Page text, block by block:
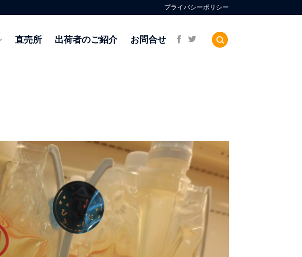
プライバシーポリシー
直売所 出荷者のご紹介 お問合せ